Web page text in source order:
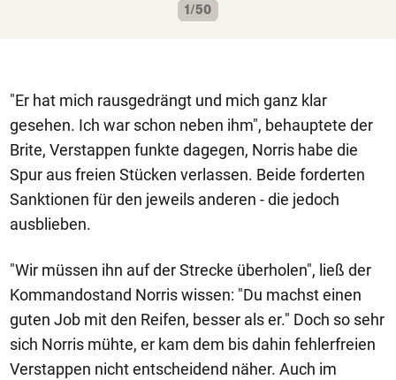
1/50
"Er hat mich rausgedrängt und mich ganz klar
gesehen. Ich war schon neben ihm", behauptete der
Brite, Verstappen funkte dagegen, Norris habe die
Spur aus freien Stücken verlassen. Beide forderten
Sanktionen für den jeweils anderen - die jedoch
ausblieben.
"Wir müssen ihn auf der Strecke überholen", ließ der
Kommandostand Norris wissen: "Du machst einen
guten Job mit den Reifen, besser als er." Doch so sehr
sich Norris mühte, er kam dem bis dahin fehlerfreien
Verstappen nicht entscheidend näher. Auch im